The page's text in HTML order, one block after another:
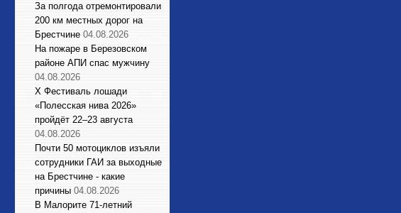
За полгода отремонтировали
200 км местных дорог на
Брестчине 04.08.2026
На пожаре в Березовском
районе АПИ спас мужчину
04.08.2026
X Фестиваль лошади
«Полесская нива 2026»
пройдёт 22–23 августа
04.08.2026
Почти 50 мотоциклов изъяли
сотрудники ГАИ за выходные
на Брестчине - какие
причины 04.08.2026
В Малорите 71-летний